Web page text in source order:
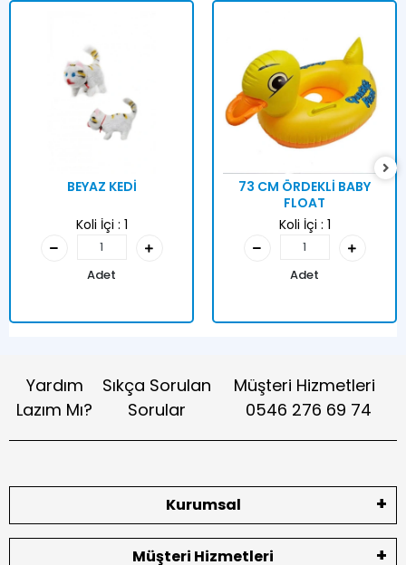
BEYAZ KEDİ
Koli İçi : 1
Adet
73 CM ÖRDEKLİ BABY
FLOAT
Koli İçi : 1
Adet
Yardım
Lazım Mı?
Sıkça Sorulan
Sorular
Müşteri Hizmetleri
0546 276 69 74
Kurumsal
Müşteri Hizmetleri